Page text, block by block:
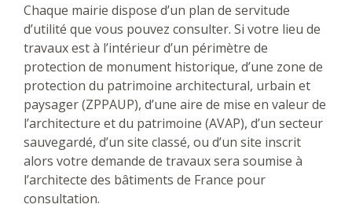
Chaque mairie dispose d’un plan de servitude
d’utilité que vous pouvez consulter. Si votre lieu de
travaux est à l’intérieur d’un périmètre de
protection de monument historique, d’une zone de
protection du patrimoine architectural, urbain et
paysager (ZPPAUP), d’une aire de mise en valeur de
l’architecture et du patrimoine (AVAP), d’un secteur
sauvegardé, d’un site classé, ou d’un site inscrit
alors votre demande de travaux sera soumise à
l’architecte des bâtiments de France pour
consultation.